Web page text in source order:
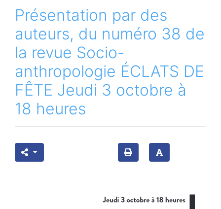
Présentation par des
auteurs, du numéro 38 de
la revue Socio-
anthropologie ÉCLATS DE
FÊTE Jeudi 3 octobre à
18 heures